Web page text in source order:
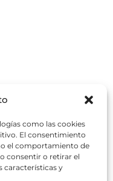
como las cookies
El consentimiento
el comportamiento de
consentir o retirar el
características y